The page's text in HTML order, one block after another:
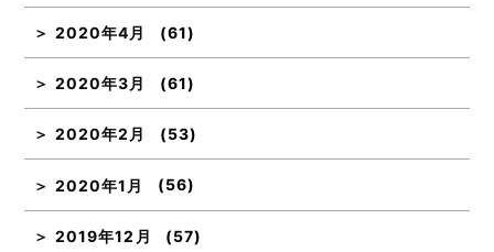
2020年4月 (61)
2020年3月 (61)
2020年2月 (53)
2020年1月 (56)
2019年12月 (57)